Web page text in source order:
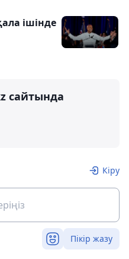
ішінде
сайтында
Кіру
Пікір жазу